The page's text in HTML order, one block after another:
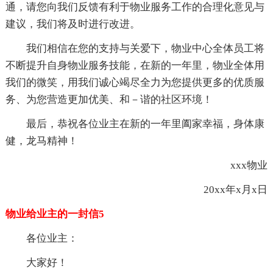
通，请您向我们反馈有利于物业服务工作的合理化意见与
建议，我们将及时进行改进。
我们相信在您的支持与关爱下，物业中心全体员工将
不断提升自身物业服务技能，在新的一年里，物业全体用
我们的微笑，用我们诚心竭尽全力为您提供更多的优质服
务、为您营造更加优美、和－谐的社区环境！
最后，恭祝各位业主在新的一年里阖家幸福，身体康
健，龙马精神！
xxx物业
20xx年x月x日
物业给业主的一封信5
各位业主：
大家好！